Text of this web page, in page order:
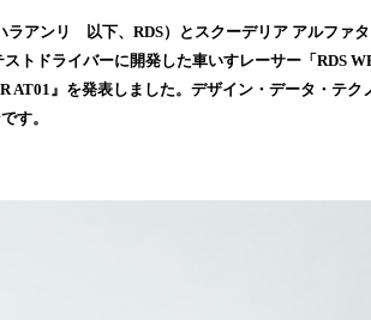
！
数
を
ラアンリ 以下、RDS）とスクーデリア アルファ
トドライバーに開発した車いすレーサー「RDS
AT01』を発表しました。デザイン・データ・テ
す。